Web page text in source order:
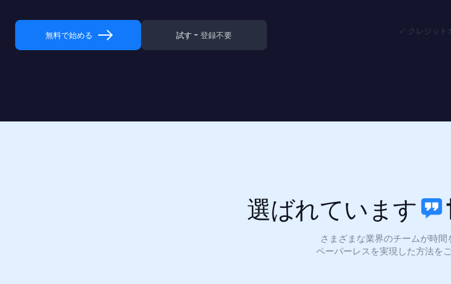
無料で始める 試す - 登録不要 ✓ クレジット
選ばれています
さまざまな業界のチームが時間
ペーパーレスを実現した方法を